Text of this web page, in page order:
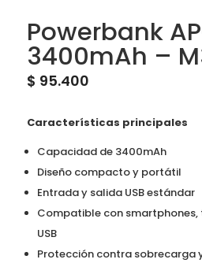
Powerbank
3400mAh –
$ 95.400
Características principales
Capacidad de 3400mAh
Diseño compacto y portátil
Entrada y salida USB estándar
Compatible con
USB
Protección contra sobrecarga